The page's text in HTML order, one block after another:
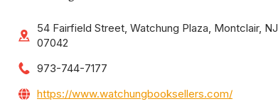
54 Fairfield Street, Watchung Plaza, Montclair, NJ
07042
973-744-7177
https://www.watchungbooksellers.com/